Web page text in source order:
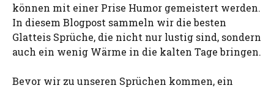
können mit einer Prise Humor gemeistert werden.
In diesem Blogpost sammeln wir die besten
Glatteis Sprüche, die nicht nur lustig sind, sondern
auch ein wenig Wärme in die kalten Tage bringen.
Bevor wir zu unseren Sprüchen kommen, ein